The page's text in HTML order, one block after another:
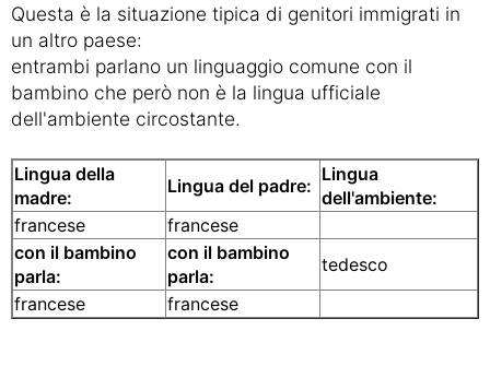
Questa è la situazione tipica di genitori immigrati in
un altro paese:
entrambi parlano un linguaggio comune con il
bambino che però non è la lingua ufficiale
dell'ambiente circostante.
Lingua della
madre:
Lingua del padre:
Lingua
dell'ambiente:
francese
francese
con il bambino
parla:
con il bambino
parla:
tedesco
francese
francese